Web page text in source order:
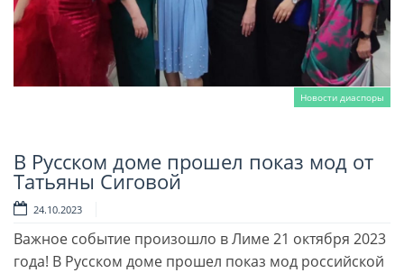
Новости диаспоры
Читать далее
В Русском доме прошел показ мод от
Татьяны Сиговой
24.10.2023
Важное событие произошло в Лиме 21 октября 2023
года! В Русском доме прошел показ мод российской